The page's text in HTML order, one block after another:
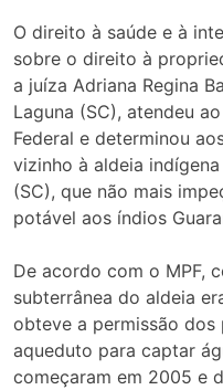
O direito à saúde e à
sobre o direito à
a juíza Adriana Regina
Laguna (SC), atendeu
Federal e determinou
vizinho à aldeia
(SC), que não mais
potável aos índios
De acordo com o MPF,
subterrânea do aldeia
obteve a permissão
aqueduto para captar
começaram em 2005 e